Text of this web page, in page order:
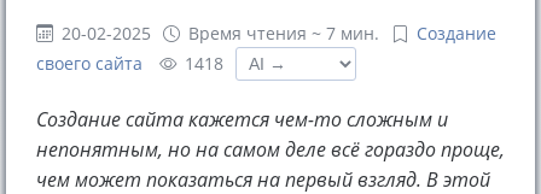
20-02-2025 Время чтения ~ 7 мин.
Создание
своего сайта
1418
Создание сайта кажется чем-то сложным и
непонятным, но на самом деле всё гораздо проще,
чем может показаться на первый взгляд. В этой